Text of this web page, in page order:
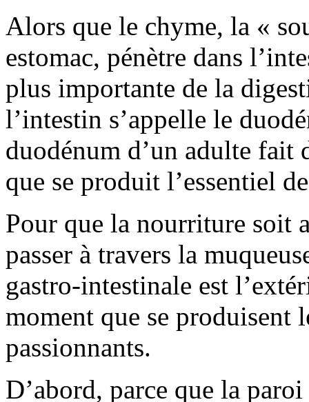
Alors que le chyme, la «
estomac, pénètre dans
plus importante de la
l’intestin s’appelle le
duodénum d’un adulte fait
que se produit l’essentiel
Pour que la nourriture soit
passer à travers la
gastro-intestinale est
moment que se produisent
passionnants.
D’abord, parce que la